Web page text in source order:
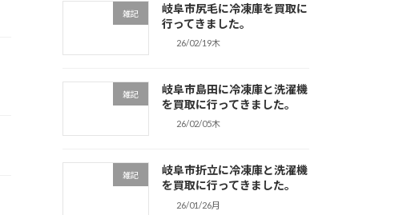
雑記
岐阜市尻毛に冷凍庫を買取に
行ってきました。
26/02/19木
雑記
岐阜市島田に冷凍庫と洗濯機
を買取に行ってきました。
26/02/05木
雑記
岐阜市折立に冷凍庫と洗濯機
を買取に行ってきました。
26/01/26月